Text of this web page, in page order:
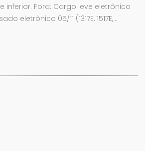
inferior. Ford: Cargo leve eletrônico
eletrônico 05/11 (1317E, 1517E,…